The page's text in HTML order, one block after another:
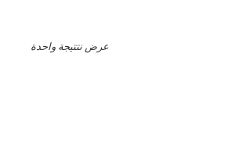
عرض نتتيجة واحدة